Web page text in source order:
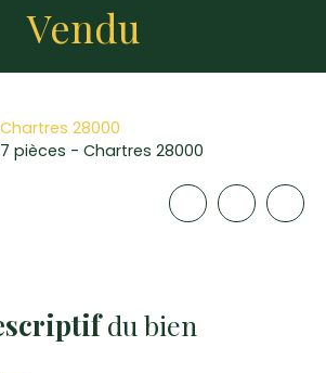
Vendu
Chartres 28000
pièces - Chartres 28000
du bien